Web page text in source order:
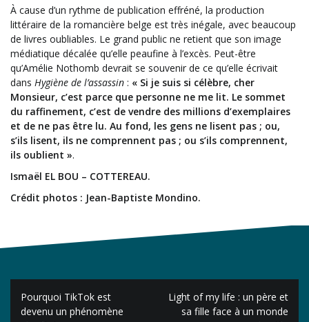
À cause d’un rythme de publication effréné, la production
littéraire de la romancière belge est très inégale, avec beaucoup
de livres oubliables. Le grand public ne retient que son image
médiatique décalée qu’elle peaufine à l’excès. Peut-être
qu’Amélie Nothomb devrait se souvenir de ce qu’elle écrivait
dans Hygiène de l’assassin : « Si je suis si célèbre, cher
Monsieur, c’est parce que personne ne me lit. Le sommet
du raffinement, c’est de vendre des millions d’exemplaires
et de ne pas être lu. Au fond, les gens ne lisent pas ; ou,
s’ils lisent, ils ne comprennent pas ; ou s’ils comprennent,
ils oublient ».
Ismaël EL BOU – COTTEREAU.
Crédit photos : Jean-Baptiste Mondino.
Navigation
de
Pourquoi TikTok est
devenu un phénomène
Light of my life : un père et
sa fille face à un monde